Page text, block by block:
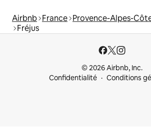
Airbnb France Provence-Alpes-
Fréjus
© 2026 Airbnb, Inc.
Confidentialité
Conditions